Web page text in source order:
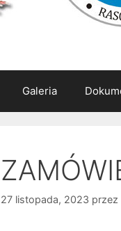
Galeria
27 listopada, 2023 przez